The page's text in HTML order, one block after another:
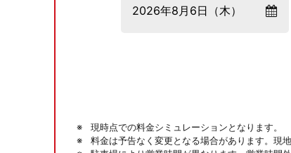
現時点での料金シミュレーションとなります。
料金は予告なく変更となる場合があります。現